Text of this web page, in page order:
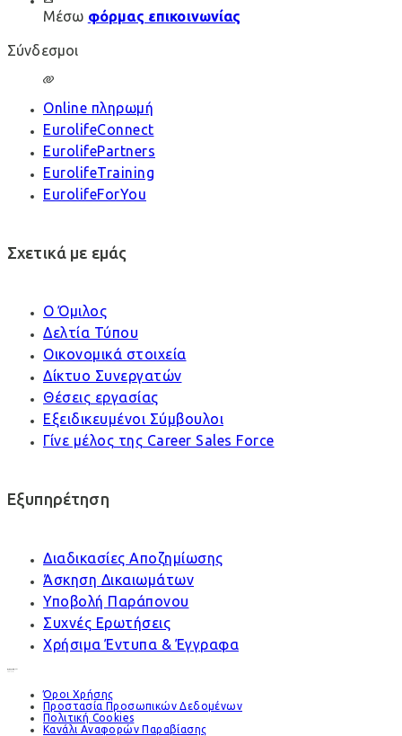
Μέσω φόρμας επικοινωνίας
Σύνδεσμοι
Online πληρωμή
EurolifeConnect
EurolifePartners
EurolifeTraining
EurolifeForYou
Σχετικά με εμάς
Ο Όμιλος
Δελτία Τύπου
Οικονομικά στοιχεία
Δίκτυο Συνεργατών
Θέσεις εργασίας
Εξειδικευμένοι Σύμβουλοι
Γίνε μέλος της Career Sales Force
Εξυπηρέτηση
Διαδικασίες Αποζημίωσης
Άσκηση Δικαιωμάτων
Υποβολή Παράπονου
Συχνές Ερωτήσεις
Χρήσιμα Έντυπα & Έγγραφα
Όροι Χρήσης
Προστασία Προσωπικών Δεδομένων
Πολιτική Cookies
Κανάλι Αναφορών Παραβίασης